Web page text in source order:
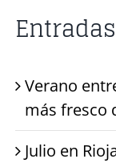
Verano
más fresco
Julio en